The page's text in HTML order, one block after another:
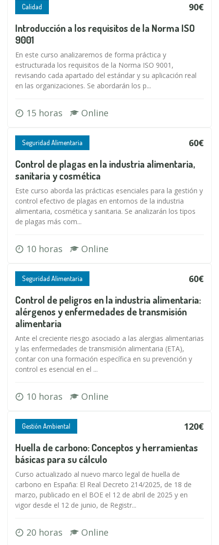
Calidad 90€
Introducción a los requisitos de la Norma ISO
9001
En este curso analizaremos de forma práctica y
estructurada los requisitos de la Norma ISO 9001,
revisando cada apartado del estándar y su aplicación real
en las organizaciones. Se abordarán los p...
15 horas Online
Seguridad Alimentaria 60€
Control de plagas en la industria alimentaria,
sanitaria y cosmética
Este curso aborda las prácticas esenciales para la gestión y
control efectivo de plagas en entornos de la industria
alimentaria, cosmética y sanitaria. Se analizarán los tipos
de plagas más com...
10 horas Online
Seguridad Alimentaria 60€
Control de peligros en la industria alimentaria:
alérgenos y enfermedades de transmisión
alimentaria
Ante el creciente riesgo asociado a las alergias alimentarias
y las enfermedades de transmisión alimentaria (ETA),
contar con una formación específica en su prevención y
control es esencial en el ...
10 horas Online
Gestión Ambiental 120€
Huella de carbono: Conceptos y herramientas
básicas para su cálculo
Curso actualizado al nuevo marco legal de huella de
carbono en España: El Real Decreto 214/2025, de 18 de
marzo, publicado en el BOE el 12 de abril de 2025 y en
vigor desde el 12 de junio, de Registr...
20 horas Online